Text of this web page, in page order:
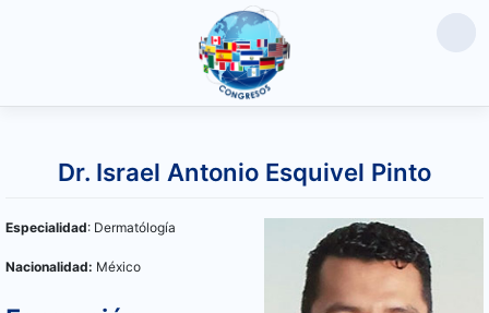
contenidoDr. Israel Antonio Esquivel Pinto
Especialidad: Dermatólogía
Nacionalidad: México